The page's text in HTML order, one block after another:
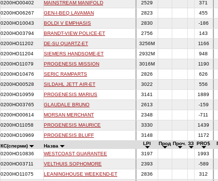
0200HO00402
MAINSTREAM MANIFOLD 2529
371
0200HO06267
GEN-I-BEQ LAVAMAN 2823
455
0200HO10043
BOLDI V EMPHASIS 2830
-186
0200HO03794
BRANDT-VIEW POLICE-ET 2756
143
0200HO11202
DE-SU QUARTZ-ET 3256M
1166
0200HO11204
SIEMERS HANDSOME-ET 2932M
948
0200HO11079
PROGENESIS MISSION 3016M
1190
0200HO10476
SERIC RAMPARTS 2826
626
0200HO00528
SILDAHL JETT AIR-ET 3022
556
0200HO10959
PROGENESIS MARIUS 3141
1889
0200HO03765
GLAUDALE BRUNO 2613
-159
0200HO00614
MORSAN MERCHANT 2348
-711
0200HO11058
PROGENESIS MAURICE 3330
1439
0200HO10969
PROGENESIS BLUFF 3148
1172
КС(сперми)
Назва LPI Прод Проч. ЗЗ PRO$
0200HO10836
WESTCOAST GUARANTEE 3197
1993
0200HO03711
VELTHUIS SOPHOMORE 2393
-589
0200HO11075
LEANINGHOUSE WEEKEND-ET 2836
312